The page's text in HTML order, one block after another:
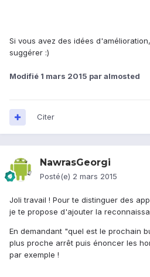
Si vous avez des idées
suggérer :)
Modifié 1 mars 2015 par almosted
Citer
NawrasGeorgi
Posté(e) 2 mars 2015
Joli travail ! Pour te distinguer des
je te propose d'ajouter la
En demandant "quel est le prochain
plus proche arrêt puis énoncer les
par exemple !